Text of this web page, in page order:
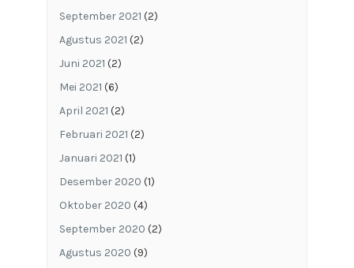
September 2021 (2)
Agustus 2021 (2)
Juni 2021 (2)
Mei 2021 (6)
April 2021 (2)
Februari 2021 (2)
Januari 2021 (1)
Desember 2020 (1)
Oktober 2020 (4)
September 2020 (2)
Agustus 2020 (9)